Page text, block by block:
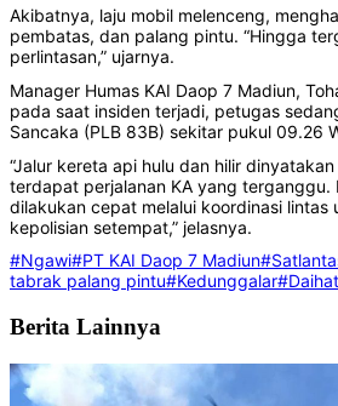
Akibatnya, laju mobil melenceng,
pembatas, dan palang pintu. “Hingga
perlintasan,” ujarnya.
Manager Humas KAI Daop 7 Madiun,
pada saat insiden terjadi, petugas
Sancaka (PLB 83B) sekitar pukul 09.26
“Jalur kereta api hulu dan hilir
terdapat perjalanan KA yang terganggu.
dilakukan cepat melalui koordinasi lintas
kepolisian setempat,” jelasnya.
#Ngawi#PT KAI Daop 7 Madiun
tabrak palang pintu#Kedunggalar
Berita Lainnya